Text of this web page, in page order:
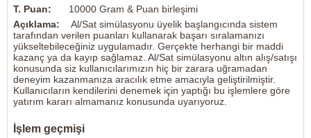
T. Puan:
10000 Gram & Puan birleşimi
Açıklama:
Al/Sat simülasyonu üyelik başlangıcında sistem
tarafından verilen puanları kullanarak başarı sıralamanızı
yükseltebileceğiniz uygulamadır. Gerçekte herhangi bir maddi
kazanç ya da kayıp sağlamaz. Al/Sat simülasyonu altın alış/satışı
konusunda siz kullanıcılarımızın hiç bir zarara uğramadan
deneyim kazanmanıza aracılık etme amacıyla geliştirilmiştir.
Kullanıcıların kendilerini denemek için yaptığı bu işlemlere göre
yatırım kararı almamanız konusunda uyarıyoruz.
İşlem geçmişi